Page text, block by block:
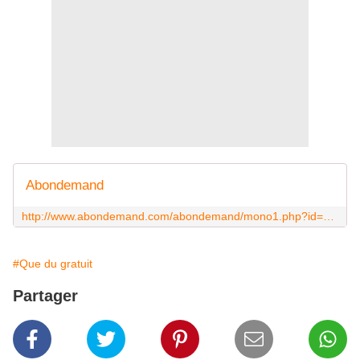
Abondemand
#Que du gratuit
Partager